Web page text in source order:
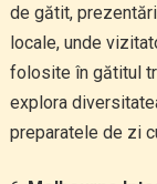
de gătit,
locale, unde
folosite în gătitul
explora
preparatele de zi